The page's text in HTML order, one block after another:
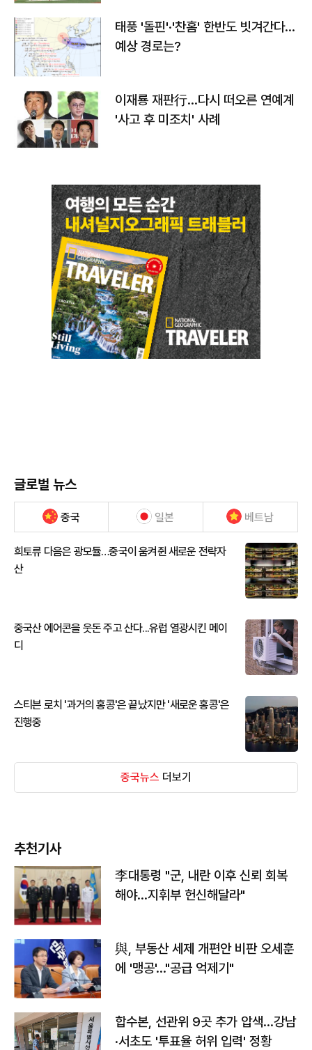
태풍 '돌핀'·'찬홈' 한반도 빗겨간다…
예상 경로는?
이재룡 재판行…다시 떠오른 연예계
'사고 후 미조치' 사례
글로벌 뉴스
중국 일본 베트남
희토류 다음은 광모듈…중국이 움켜쥔 새로운 전략자
산
중국산 에어콘을 웃돈 주고 산다...유럽 열광시킨 메이
디
스티븐 로치 '과거의 홍콩'은 끝났지만 '새로운 홍콩'은
진행중
중국뉴스 더보기
추천기사
李대통령 "군, 내란 이후 신뢰 회복
해야…지휘부 헌신해달라"
與, 부동산 세제 개편안 비판 오세훈
에 '맹공'…"공급 억제기"
합수본, 선관위 9곳 추가 압색…강남
·서초도 '투표율 허위 입력' 정황